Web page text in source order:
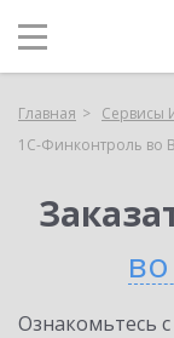
Главная Сервисы
1С-Финконтроль во
Ознакомьтесь